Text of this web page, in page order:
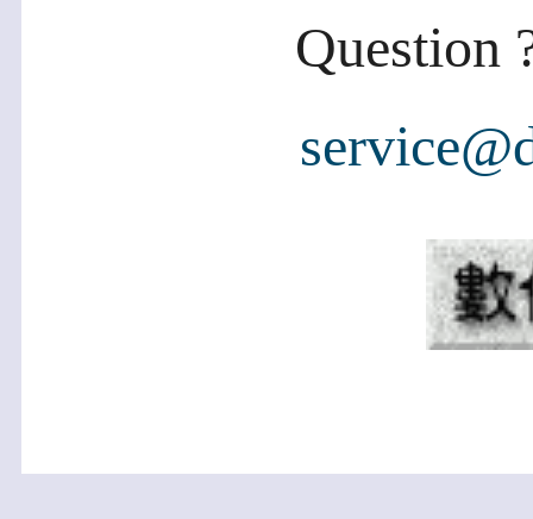
Question